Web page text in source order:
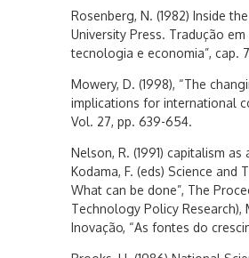
Rosenberg, N. (1982) Inside
University Press. Tradução
tecnologia e economia”, cap.
Mowery, D. (1998), “The
implications for international
Vol. 27, pp. 639-654.
Nelson, R. (1991) capitalism
Kodama, F. (eds) Science and
What can be done”, The
Technology Policy Research),
Inovação, “As fontes do